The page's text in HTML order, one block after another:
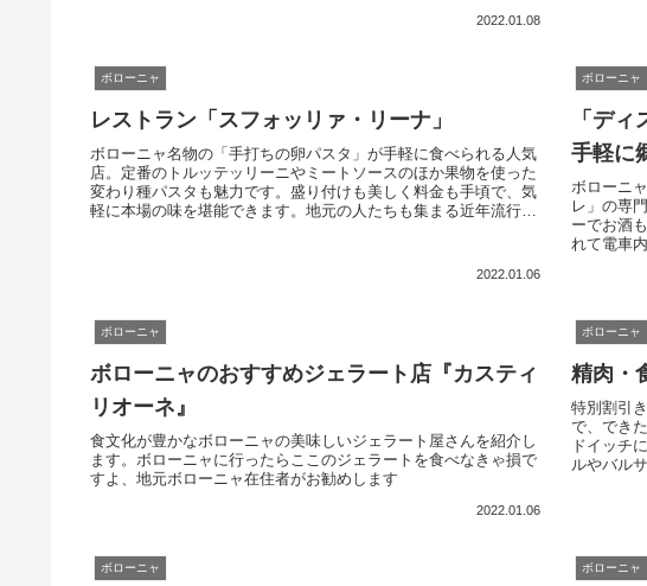
2022.01.08
ボローニャ
レストラン「スフォッリァ・リーナ」
ボローニャ名物の「手打ちの卵パスタ」が手軽に食べられる人気
店。定番のトルッテッリーニやミートソースのほか果物を使った
変わり種パスタも魅力です。盛り付けも美しく料金も手頃で、気
軽に本場の味を堪能できます。地元の人たちも集まる近年流行り
2022.01.06
ボローニャ
「デ
手軽に
ボローニ
レ」の専
ーでお酒
れて電車
ボローニャ
ボローニャのおすすめジェラート店『カスティ
リオーネ』
食文化が豊かなボローニャの美味しいジェラート屋さんを紹介し
ます。ボローニャに行ったらここのジェラートを食べなきゃ損で
すよ、地元ボローニャ在住者がお勧めします
2022.01.06
ボローニャ
精肉・
特別割引
で、でき
ドイッチ
ルやバル
ボローニャ ボローニャ